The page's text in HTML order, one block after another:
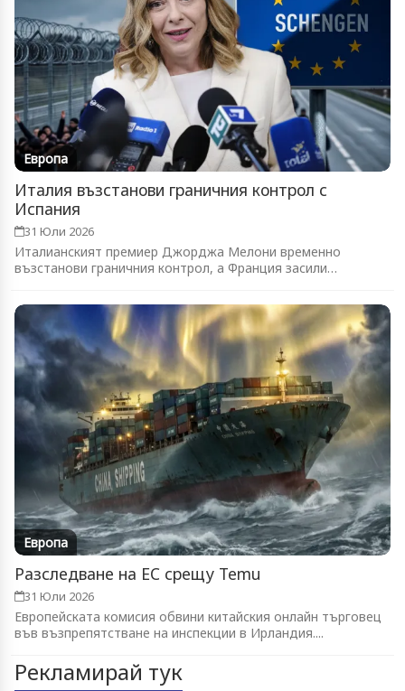
Европа
Италия възстанови граничния контрол с
Испания
31 Юли 2026
Италианският премиер Джорджа Мелони временно
възстанови граничния контрол, а Франция засили
Европа
Разследване на ЕС срещу Temu
31 Юли 2026
Европейската комисия обвини китайския онлайн търговец
във възпрепятстване на инспекции в Ирландия....
Рекламирай тук